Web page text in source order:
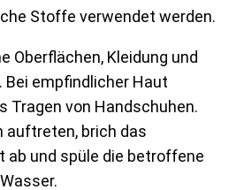
Stoffe verwendet werden.
Oberflächen, Kleidung und
empfindlicher Haut
Tragen von Handschuhen.
auftreten, brich das
ab und spüle die betroffene